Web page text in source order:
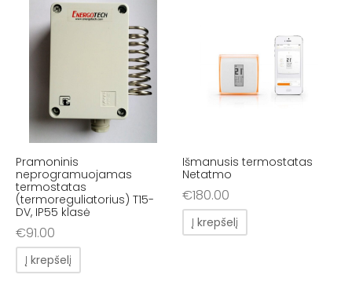
Pramoninis
neprogramuojamas
termostatas
(termoreguliatorius) T15-
DV, IP55 klasė
€91.00
Į krepšelį
Išmanusis termostatas
Netatmo
€180.00
Į krepšelį